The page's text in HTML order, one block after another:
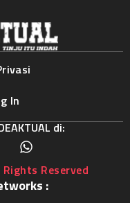
In
di:
Reserved
: